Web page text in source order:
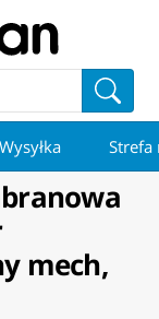
Wysyłka Strefa
mech,